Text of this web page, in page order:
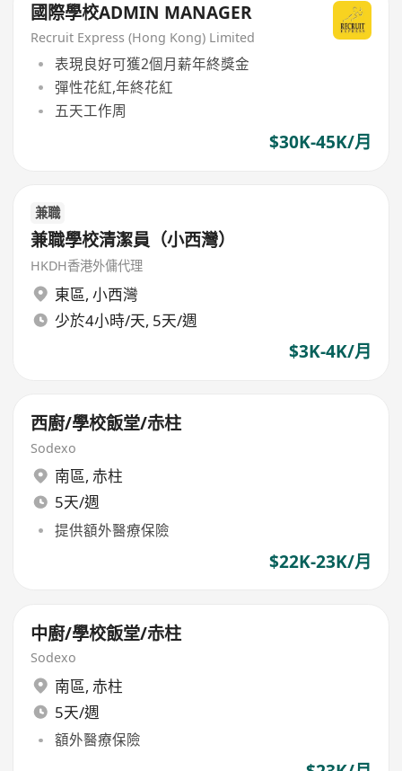
國際學校ADMIN MANAGER
Recruit Express (Hong Kong) Limited
表現良好可獲2個月薪年終獎金
彈性花紅,年終花紅
五天工作周
$30K-45K/月
兼職
兼職學校清潔員（小西灣）
HKDH香港外傭代理
東區, 小西灣
少於4小時/天, 5天/週
$3K-4K/月
西廚/學校飯堂/赤柱
Sodexo
南區, 赤柱
5天/週
提供額外醫療保險
$22K-23K/月
中廚/學校飯堂/赤柱
Sodexo
南區, 赤柱
5天/週
額外醫療保險